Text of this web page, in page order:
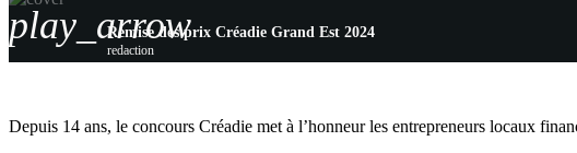
play_arrowRemise des prix Créadie Grand Est 2024
redaction
Depuis 14 ans, le concours Créadie met à l’honneur les entrepreneurs locaux